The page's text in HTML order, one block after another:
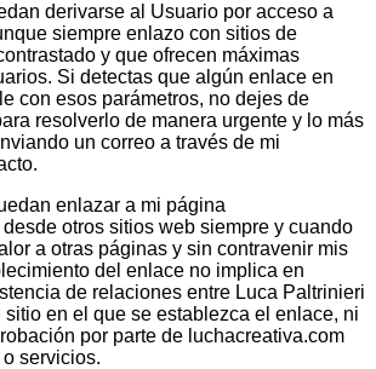
derivarse al Usuario por acceso a
siempre enlazo con sitios de
y que ofrecen máximas
Si detectas que algún enlace en
con esos parámetros, no dejes de
resolverlo de manera urgente y lo más
un correo a través de mi
enlazar a mi página
desde otros sitios web siempre y cuando
a otras páginas y sin contravenir mis
del enlace no implica en
de relaciones entre Luca Paltrinieri
en el que se establezca el enlace, ni
por parte de luchacreativa.com
servicios.